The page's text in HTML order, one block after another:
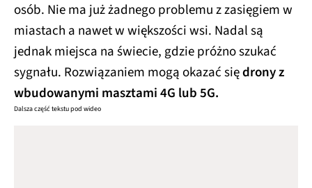
osób. Nie ma już żadnego problemu z zasięgiem w
miastach a nawet w większości wsi. Nadal są
jednak miejsca na świecie, gdzie próżno szukać
sygnału. Rozwiązaniem mogą okazać siędrony z
wbudowanymi masztami 4G lub 5G.
Dalsza część tekstu pod wideo